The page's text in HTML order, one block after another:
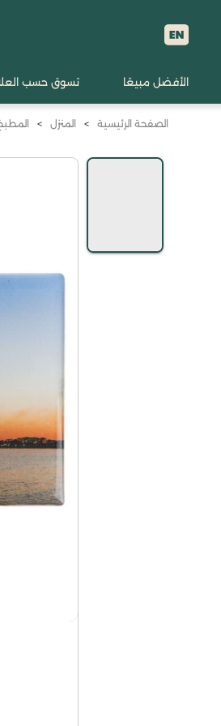
الأفضل مبيعًا تسوق حسب
الصفحة الرئيسية > المنزل >